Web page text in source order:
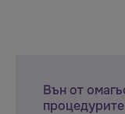
Вън от
процедурите